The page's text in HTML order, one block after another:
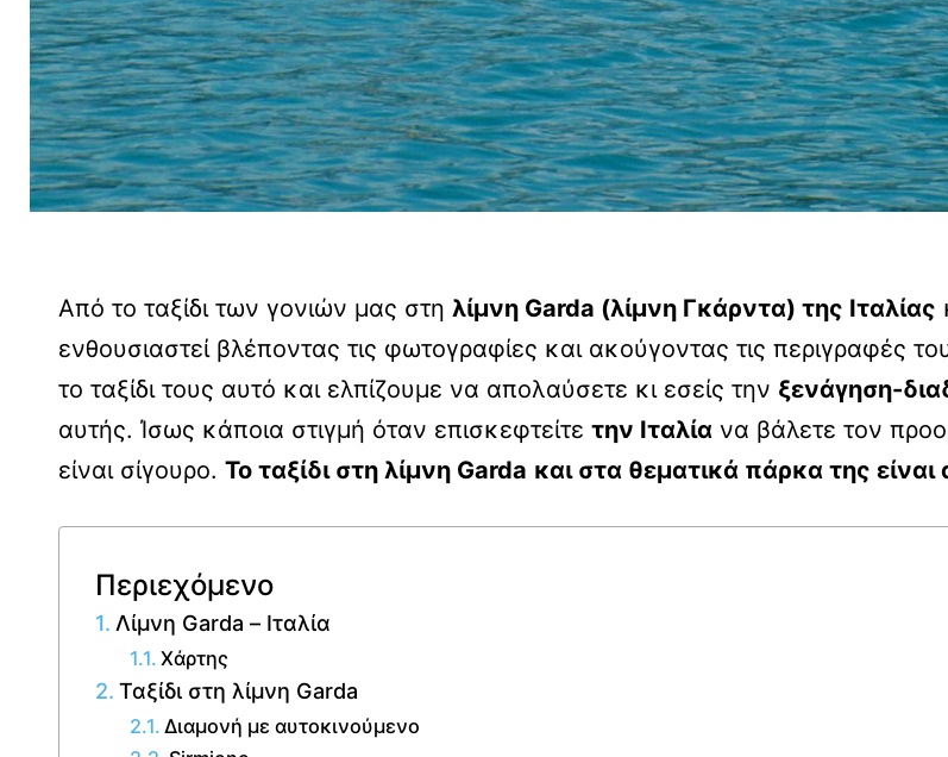
Από το ταξίδι των γονιών μας στη λίμνη Garda (λίμνη Γκάρντα) της Ιταλίας
ενθουσιαστεί βλέποντας τις φωτογραφίες και ακούγοντας τις περιγραφές
το ταξίδι τους αυτό και ελπίζουμε να απολαύσετε κι εσείς την ξενάγηση-
αυτής. Ίσως κάποια στιγμή όταν επισκεφτείτε την Ιταλία να βάλετε τον
είναι σίγουρο. Το ταξίδι στη λίμνη Garda και στα θεματικά πάρκα της
Περιεχόμενο
Λίμνη Garda – Ιταλία
Χάρτης
Ταξίδι στη λίμνη Garda
Διαμονή με αυτοκινούμενο